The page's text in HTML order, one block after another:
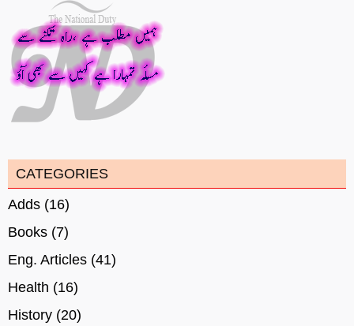
CATEGORIES
Adds (16)
Books (7)
Eng. Articles (41)
Health (16)
History (20)